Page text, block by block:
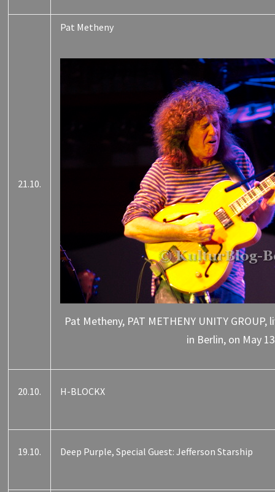
21.10.
Pat Metheny
Pat Metheny, PAT METHENY UNITY
in Berlin, on May
20.10. H-BLOCKX
19.10. Deep Purple, Special Guest: Jefferson Starship